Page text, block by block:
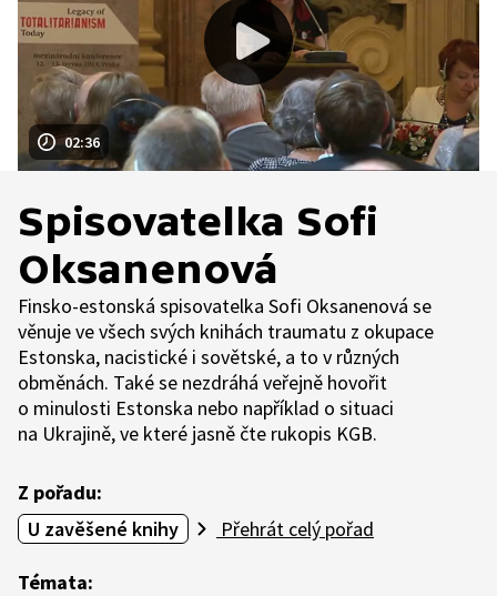
02:36
Spisovatelka Sofi
Oksanenová
Finsko-estonská spisovatelka Sofi Oksanenová se
věnuje ve všech svých knihách traumatu z okupace
Estonska, nacistické i sovětské, a to v různých
obměnách. Také se nezdráhá veřejně hovořit
o minulosti Estonska nebo například o situaci
na Ukrajině, ve které jasně čte rukopis KGB.
Z pořadu:
U zavěšené knihy
Přehrát celý pořad
Témata: